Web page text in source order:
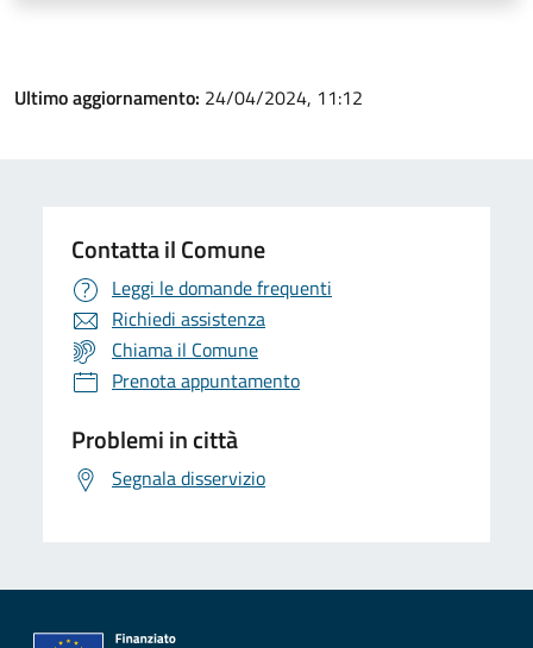
Ultimo aggiornamento: 24/04/2024, 11:12
Contatta il Comune
Leggi le domande frequenti
Richiedi assistenza
Chiama il Comune
Prenota appuntamento
Problemi in città
Segnala disservizio